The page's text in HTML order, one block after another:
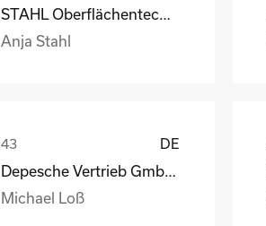
STAHL Oberflächentechnik GmbH
Anja Stahl
DE
Michael Loß